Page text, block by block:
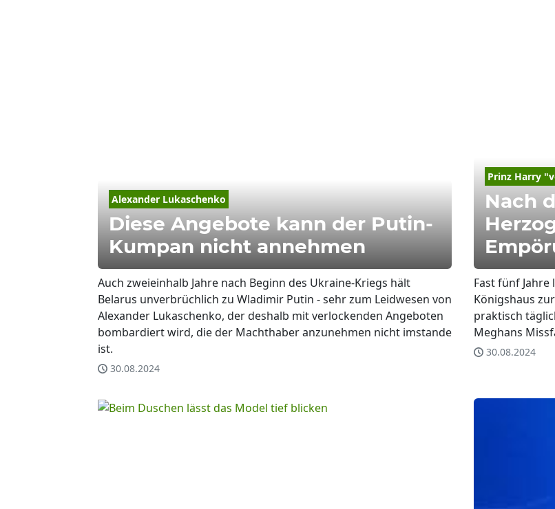
Alexander Lukaschenko
Diese Angebote kann der Putin-
Kumpan nicht annehmen
Auch zweieinhalb Jahre nach Beginn des Ukraine-Kriegs hält
Belarus unverbrüchlich zu Wladimir Putin - sehr zum Leidwesen von
Alexander Lukaschenko, der deshalb mit verlockenden Angeboten
bombardiert wird, die der Machthaber anzunehmen nicht imstande
ist.
30.08.2024
Prinz Harry
Nach
Fast fünf
Königshaus
praktisch
Meghans
30.08.2024